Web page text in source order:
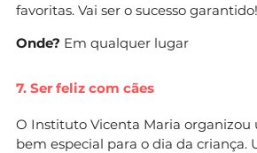
favoritas. Vai ser o sucesso garantido!
Onde? Em qualquer lugar
7. Ser feliz com cães
O Instituto Vicenta Maria organizou
bem especial para o dia da criança.